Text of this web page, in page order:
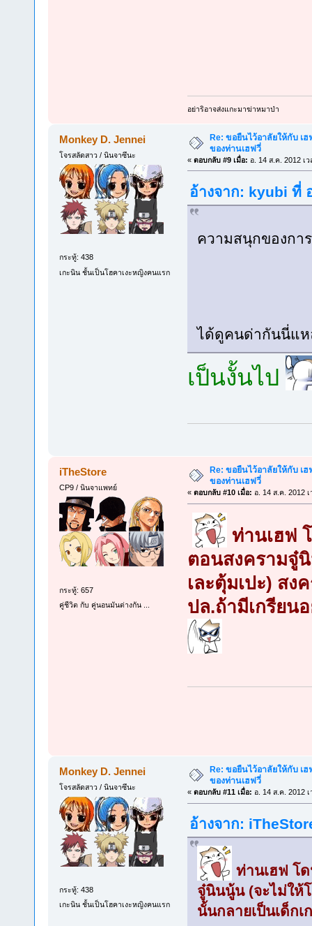
อย่าริอาจส่งแกะมาฆ่าหมาป่า
Monkey D. Jennei
โจรสลัดสาว / นินจาซึนะ
กระทู้: 438
เกะนิน ชั้นเป็นโฮคาเงะหญิงคนแรก
Re: ขอยืนไว้อาลัยให้กับ เฮ
ของท่านเฮฟวี่
« ตอบกลับ #9 เมื่อ: อ. 14 ส.ค. 2012 เ
อ้างจาก: kyubi ที่
ความสนุกของกา
ได้ดูคนด่ากันนี่แ
เป็นงั้นไป
iTheStore
CP9 / นินจาแพทย์
กระทู้: 657
คู่ชีวิต กับ คู่นอนมันต่างกัน ...
Re: ขอยืนไว้อาลัยให้กับ เ
ของท่านเฮฟวี่
« ตอบกลับ #10 เมื่อ: อ. 14 ส.ค. 2012
ท่านเฮฟ
ตอนสงครามจู๋นิ
เละตุ้มเปะ) สง
ปล.ถ้ามีเกรียน
Monkey D. Jennei
โจรสลัดสาว / นินจาซึนะ
กระทู้: 438
เกะนิน ชั้นเป็นโฮคาเงะหญิงคนแรก
Re: ขอยืนไว้อาลัยให้กับ เ
ของท่านเฮฟวี่
« ตอบกลับ #11 เมื่อ: อ. 14 ส.ค. 2012
อ้างจาก:
ท่านเฮฟ โ
จู๋นินนู้น (จะไม่ให้โ
นั้นกลายเป็นเด็กเ